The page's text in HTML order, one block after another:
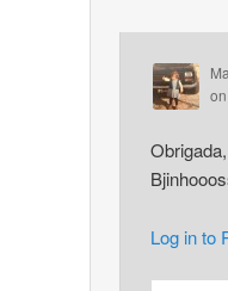
on
Log in to